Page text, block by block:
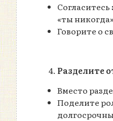
«ты
Говорите о
Разделите
Вместо
Поделите